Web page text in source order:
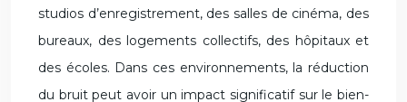
studios d’enregistrement, des salles de cinéma, des
bureaux, des logements collectifs, des hôpitaux et
des écoles. Dans ces environnements, la réduction
du bruit peut avoir un impact significatif sur le bien-